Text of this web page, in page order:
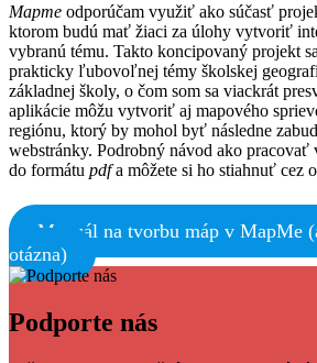
Mapme odporúčam využiť ako súčasť
ktorom budú mať žiaci za úlohy vytvoriť
vybranú tému. Takto koncipovaný projekt
prakticky ľubovoľnej témy školskej
základnej školy, o čom som sa viackrát
aplikácie môžu vytvoriť aj mapového
regiónu, ktorý by mohol byť následne
webstránky. Podrobný návod ako pracovať
do formátu pdfa môžete si ho stiahnuť cez
Manuál na tvorbu máp v MapMe
otázna)
Facebook
Tweet
Linkedin
Podporte nás